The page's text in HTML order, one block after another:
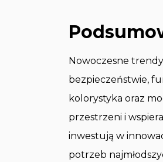
Nowoczesne
bezpieczeństwie,
kolorystyka oraz
przestrzeni i
inwestują w
potrzeb